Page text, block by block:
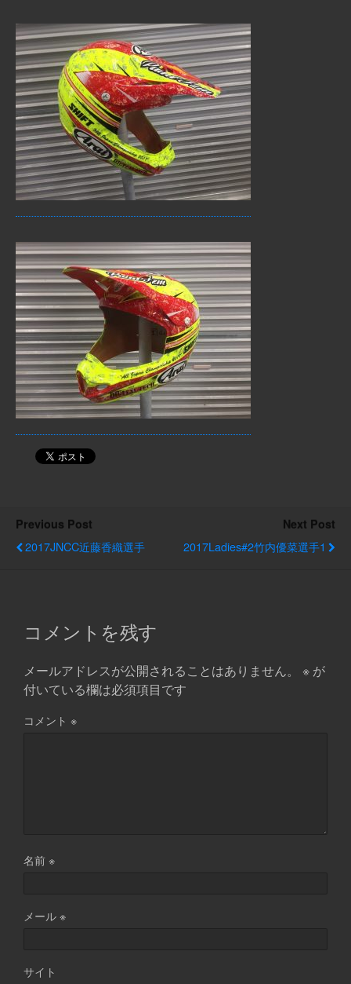
Previous Post
2017JNCC近藤香織選手
Next Post
2017Ladies#2竹内優菜選手1
コメントを残す
メールアドレスが公開されることはありません。 ※ が
付いている欄は必須項目です
コメント ※
名前※
メール※
サイト